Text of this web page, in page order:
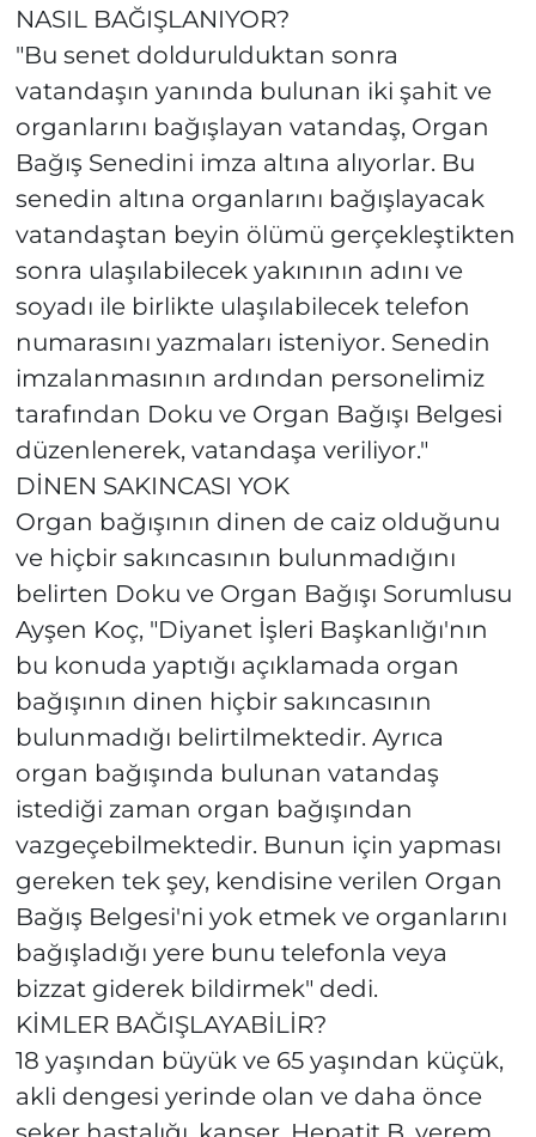
NASIL BAĞIŞLANIYOR?
"Bu senet doldurulduktan sonra
vatandaşın yanında bulunan iki şahit ve
organlarını bağışlayan vatandaş, Organ
Bağış Senedini imza altına alıyorlar. Bu
senedin altına organlarını bağışlayacak
vatandaştan beyin ölümü gerçekleştikten
sonra ulaşılabilecek yakınının adını ve
soyadı ile birlikte ulaşılabilecek telefon
numarasını yazmaları isteniyor. Senedin
imzalanmasının ardından personelimiz
tarafından Doku ve Organ Bağışı Belgesi
düzenlenerek, vatandaşa veriliyor."
DİNEN SAKINCASI YOK
Organ bağışının dinen de caiz olduğunu
ve hiçbir sakıncasının bulunmadığını
belirten Doku ve Organ Bağışı Sorumlusu
Ayşen Koç, "Diyanet İşleri Başkanlığı'nın
bu konuda yaptığı açıklamada organ
bağışının dinen hiçbir sakıncasının
bulunmadığı belirtilmektedir. Ayrıca
organ bağışında bulunan vatandaş
istediği zaman organ bağışından
vazgeçebilmektedir. Bunun için yapması
gereken tek şey, kendisine verilen Organ
Bağış Belgesi'ni yok etmek ve organlarını
bağışladığı yere bunu telefonla veya
bizzat giderek bildirmek" dedi.
KİMLER BAĞIŞLAYABİLİR?
18 yaşından büyük ve 65 yaşından küçük,
akli dengesi yerinde olan ve daha önce